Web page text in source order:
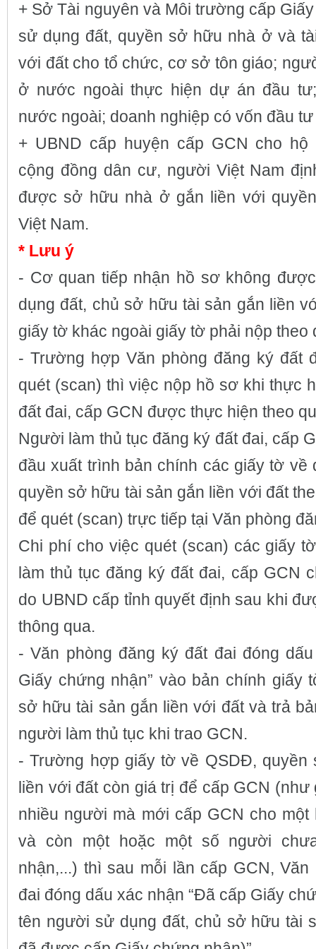
+ Sở Tài nguyên và Môi trường cấp
sử dụng đất, quyền sở hữu nhà ở và
với đất cho tổ chức, cơ sở tôn giáo;
ở nước ngoài thực hiện dự án đầu
nước ngoài; doanh nghiệp có vốn đầu
+ UBND cấp huyện cấp GCN cho
cộng đồng dân cư, người Việt Nam
được sở hữu nhà ở gắn liền với
Việt Nam.
* Lưu ý
- Cơ quan tiếp nhận hồ sơ không
dụng đất, chủ sở hữu tài sản gắn liền
giấy tờ khác ngoài giấy tờ phải nộp theo
- Trường hợp Văn phòng đăng ký đất
quét (scan) thì việc nộp hồ sơ khi thực
đất đai, cấp GCN được thực hiện theo
Người làm thủ tục đăng ký đất đai, cấp
đầu xuất trình bản chính các giấy tờ về
quyền sở hữu tài sản gắn liền với đất
để quét (scan) trực tiếp tại Văn phòng
Chi phí cho việc quét (scan) các giấy
làm thủ tục đăng ký đất đai, cấp GCN
do UBND cấp tỉnh quyết định sau khi
thông qua.
- Văn phòng đăng ký đất đai đóng
Giấy chứng nhận” vào bản chính giấy
sở hữu tài sản gắn liền với đất và trả
người làm thủ tục khi trao GCN.
- Trường hợp giấy tờ về QSDĐ, quyền
liền với đất còn giá trị để cấp GCN
nhiều người mà mới cấp GCN cho
và còn một hoặc một số người
nhận,...) thì sau mỗi lần cấp GCN,
đai đóng dấu xác nhận “Đã cấp Giấy
tên người sử dụng đất, chủ sở hữu tài